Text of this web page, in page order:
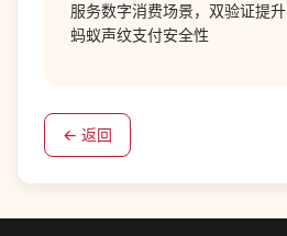
服务数字消费场景，双验证提升
蚂蚁声纹支付安全性
← 返回